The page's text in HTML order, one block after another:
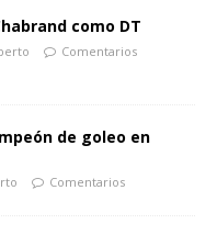
como DT
Comentarios
de goleo en
Comentarios